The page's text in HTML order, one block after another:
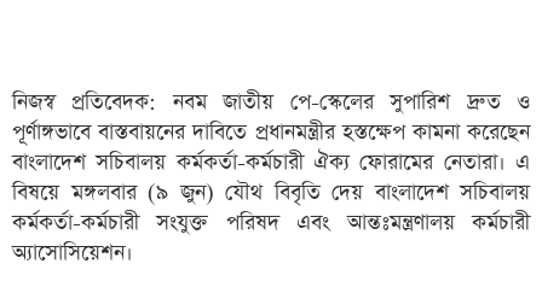
নিজস্ব প্রতিবেদক: নবম জাতীয় পে-স্কেলের সুপারিশ দ্রুত ও
পূর্ণাঙ্গভাবে বাস্তবায়নের দাবিতে প্রধানমন্ত্রীর হস্তক্ষেপ কামনা করেছেন
বাংলাদেশ সচিবালয় কর্মকর্তা-কর্মচারী ঐক্য ফোরামের নেতারা। এ
বিষয়ে মঙ্গলবার (৯ জুন) যৌথ বিবৃতি দেয় বাংলাদেশ সচিবালয়
কর্মকর্তা-কর্মচারী সংযুক্ত পরিষদ এবং আন্তঃমন্ত্রণালয় কর্মচারী
অ্যাসোসিয়েশন।